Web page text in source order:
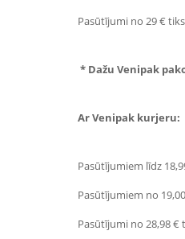
Pasūtījumi no 29 €
* Dažu Venipak
ArVenipak kurjeru:
Pasūtījumiem līdz
Pasūtījumiem no
Pasūtījumi no 28,98 €